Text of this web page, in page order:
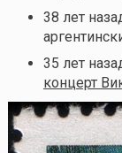
38 лет
35 лет
концерт